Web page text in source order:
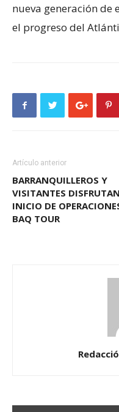
nueva generación
el progreso del
Artículo anterior
BARRANQUILLEROS Y
VISITANTES
INICIO DE
BAQ TOUR